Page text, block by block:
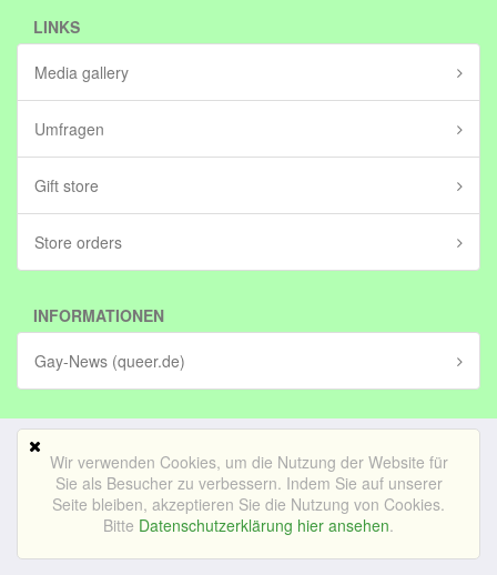
Wir verwenden Cookies, um die Nutzung der Website für
Sie als Besucher zu verbessern. Indem Sie auf unserer
Seite bleiben, akzeptieren Sie die Nutzung von Cookies.
Bitte Datenschutzerklärung hier ansehen.
LINKS
Media gallery
Umfragen
Gift store
Store orders
INFORMATIONEN
Gay-News (queer.de)
Mobile Version
© Bedrijf voor lekker internetten BV (in stichting)|Impressum